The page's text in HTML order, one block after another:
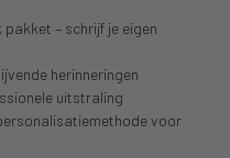
pakket – schrijf je eigen
herinneringen
uitstraling
voor